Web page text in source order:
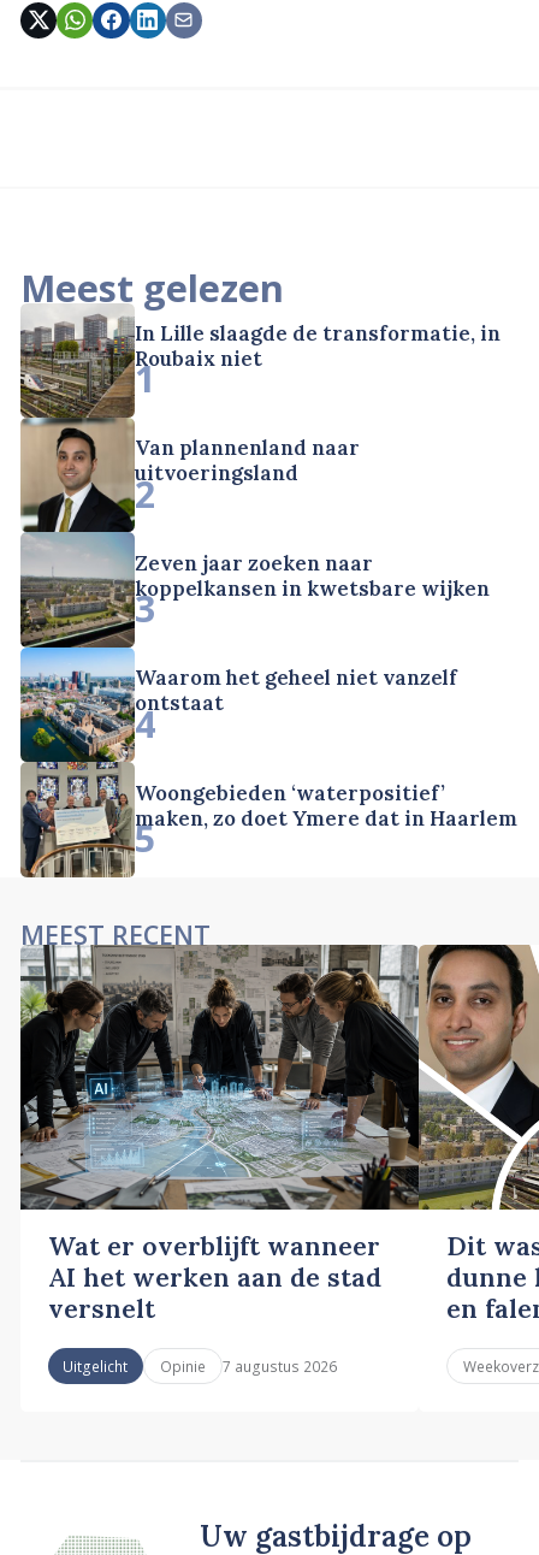
Meest gelezen
In Lille slaagde de transformatie, in
Roubaix niet
1
Van plannenland naar
uitvoeringsland
2
Zeven jaar zoeken naar
koppelkansen in kwetsbare wijken
3
Waarom het geheel niet vanzelf
ontstaat
4
Woongebieden ‘waterpositief’
maken, zo doet Ymere dat in Haarlem
5
MEEST RECENT
Wat er overblijft wanneer
AI het werken aan de stad
versnelt
Uitgelicht Opinie 7 augustus 2026
Dit
dunne
en
Uw gastbijdrage op